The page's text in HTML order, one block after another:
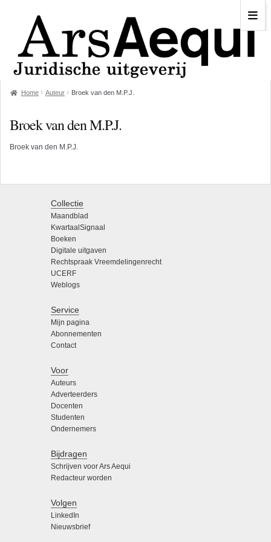
Home Auteur Broek van den M.P.J.
Broek van den M.P.J.
Broek van den M.P.J.
Collectie
Maandblad
KwartaalSignaal
Boeken
Digitale uitgaven
Rechtspraak Vreemdelingenrecht
UCERF
Weblogs
Service
Mijn pagina
Abonnementen
Contact
Voor
Auteurs
Adverteerders
Docenten
Studenten
Ondernemers
Bijdragen
Schrijven voor Ars Aequi
Redacteur worden
Volgen
LinkedIn
Nieuwsbrief